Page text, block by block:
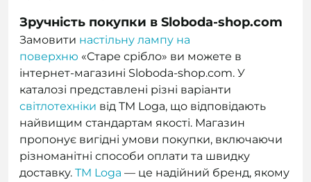
Зручність покупки в Sloboda-shop.com
Замовити настільну лампу на
поверхню «Старе срібло» ви можете в
інтернет-магазині Sloboda-shop.com. У
каталозі представлені різні варіанти
світлотехніки від TM Loga, що відповідають
найвищим стандартам якості. Магазин
пропонує вигідні умови покупки, включаючи
різноманітні способи оплати та швидку
доставку. TM Loga — це надійний бренд, якому